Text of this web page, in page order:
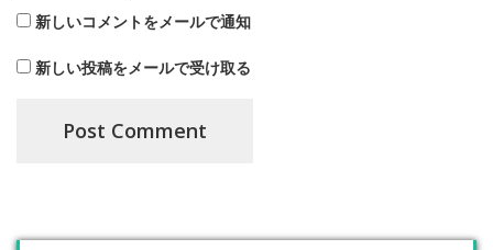
新しいコメントをメールで通知
新しい投稿をメールで受け取る